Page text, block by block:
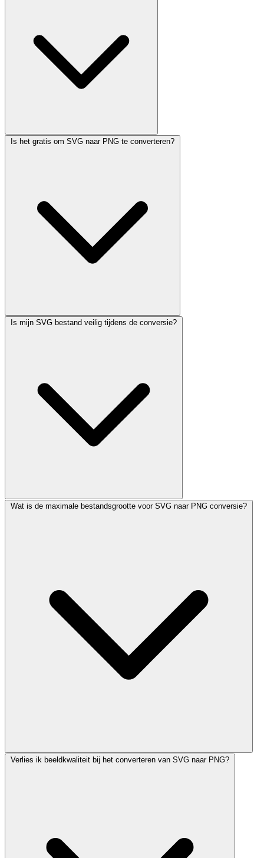
Is het gratis om SVG naar PNG te converteren?
Is mijn SVG bestand veilig tijdens de conversie?
Wat is de maximale bestandsgrootte voor SVG naar PNG conversie?
Verlies ik beeldkwaliteit bij het converteren van SVG naar PNG?